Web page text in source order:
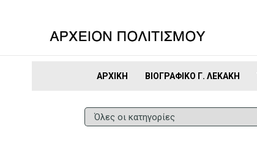
ΑΡΧΙΚΉ ΒΙΟΓΡΑΦΙΚΌ Γ. ΛΕΚΆΚΗ